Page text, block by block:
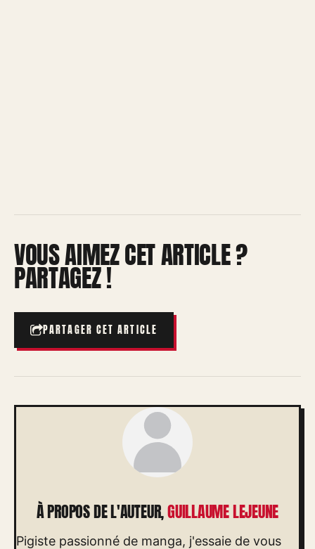
VOUS AIMEZ CET ARTICLE ?
PARTAGEZ !
PARTAGER CET ARTICLE
À PROPOS DE L'AUTEUR,GUILLAUME LEJEUNE
Pigiste passionné de manga, j'essaie de vous